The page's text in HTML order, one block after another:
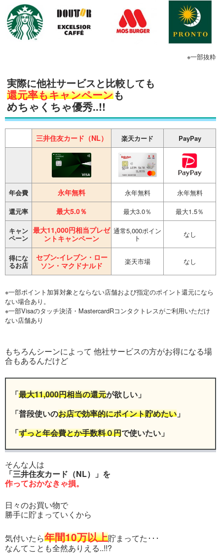
※一部抜粋
実際に他社サービスと比較しても
還元率もキャンペーンも
めちゃくちゃ優秀..!!
三井住友カード（NL） 楽天カード PayPay
年会費 永年無料 永年無料
永年無料
還元率
最大5.0％ 最大3.0％ 最大1.5％
キャン
ペーン
最大11,000円相当プレゼ
ントキャンペーン
通常5,000ポイン
ト なし
得にな
るお店
セブン-イレブン・ロー
ソン・マクドナルド
楽天市場 なし
※一部ポイント加算対象とならない店舗および指定のポイント還元になら
ない場合あり。
※一部Visaのタッチ決済・MastercardRコンタクトレスがご利用いただけ
ない店舗あり
もちろんシーンによって 他社サービスの方がお得になる場
合もあるんだけど
「最大11,000円相当の還元が欲しい」
「普段使いのお店で効率的にポイント貯めたい 」
「ずっと年会費とか手数料０円で使いたい」
そんな人は
「三井住友カード（NL）」を
作っておかなきゃ損。
日々のお買い物で
勝手に貯まっていくから
気付いたら年間10万以上貯まってた･･･
なんてことも全然ありえる..!!?